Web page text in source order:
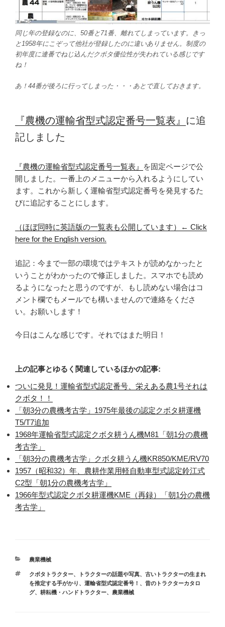
同じ年の登録なのに、50番と71番、離れてしまっています。きっ
と1958年にこぞって他社が登録したのに違いありません。制度の
初年度に連番でねじ込んだクボタ優位性が失われている感じです
ね！
あ！44番が後ろに行ってしまった・・・あとで直しておきます。
『農機の運輸省型式認定番号一覧表』 に追
記しました
『農機の運輸省型式認定番号一覧表』
を固定ページで公
開しました。一番上のメニューから入れるようにしてい
ます。これから新しく運輸省型式認定番号を発見するた
びに追記することにします。
（ほぼ同時に英語版の一覧表も公開しています）← Click
here for the English version.
追記：今まで一部の環境ではテキストが読めなかったと
いうことがわかったので修正しました。スマホでも読め
るようになったと思うのですが、もし読めない場合はコ
メント欄でもメールでも構いませんので連絡をくださ
い。お願いします！
今日はこんな感じです。それではまた明日！
上の記事とゆるく関連しているほかの記事:
ついに発見！運輸省型式認定番号、栄えある農1号それは
クボタ！！
「朝3分の農機考古学」1975年最後の認定クボタ耕運機
T5/T7追加
1968年運輸省型式認定クボタ耕うん機M81「朝1分の農機
考古学」
「朝3分の農機考古学」クボタ耕うん機KR850/KME/RV70
1957（昭和32）年、農耕作業用軽自動車型式認定鈴江式
C2型「朝1分の農機考古学」
1966年型式認定クボタ耕運機KME（再録）「朝1分の農機
考古学」
カ
ゴ
リ
ー
農業機械
タ
グ
クボタトラクター、 トラクターの話題や写真、 古いトラクターの生まれ
を推定する手がかり、運輸省型式認定番号！ 、 昔のトラクターカタロ
グ、 耕耘機・ハンドトラクター、 農業機械